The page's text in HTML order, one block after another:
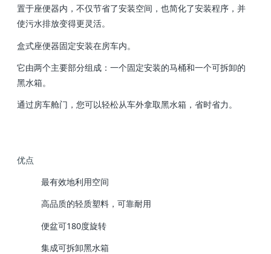
置于座便器内，不仅节省了安装空间，也简化了安装程序，并
使污⽔排放变得更灵活。
盒式座便器固定安装在房⻋内。
它由两个主要部分组成：⼀个固定安装的⻢桶和⼀个可拆卸的
⿊⽔箱。
通过房⻋舱⻔，您可以轻松从⻋外拿取⿊⽔箱，省时省⼒。
优点
最有效地利用空间
高品质的轻质塑料，可靠耐用
便盆可180度旋转
集成可拆卸黑水箱